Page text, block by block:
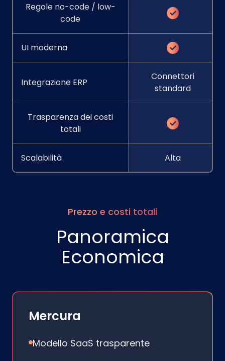
Regole no-code / low-
code
UI moderna
Integrazione ERP
Connettori
standard
Trasparenza dei costi
totali
Scalabilità Alta
Prezzo e costi totali
Panoramica
Economica
Mercura
Modello SaaS trasparente